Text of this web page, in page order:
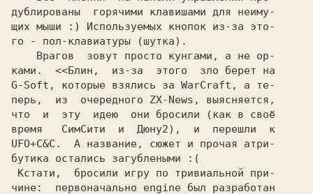
дублированы  горячими клавишами для неиму-
щих мыши :) Используемых кнопок из-за это-
го - пол-клавиатуры (шутка).
ками.  <<Блин,  из-за  этого  зло берeт на
G-Soft, которые взялись за WarCraft, а те-
перь,  из  очередного ZX-News, выясняется,
что  и  эту  идею  они бросили (как в своё
время   СимСити  и  Дюну2),  и  перешли  к
UFO+C&C.  А название, сюжет и прочая атри-
бутика остались загублеными :(
чине:  первоначально engine был разработан